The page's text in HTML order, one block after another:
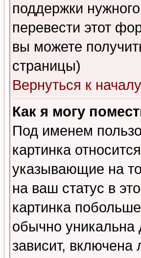
поддержки
перевести этот
вы можете
страницы)
Вернуться к началу
Как я могу
Под именем
картинка
указывающие на
на ваш статус в
картинка
обычно уникальна
зависит, включена